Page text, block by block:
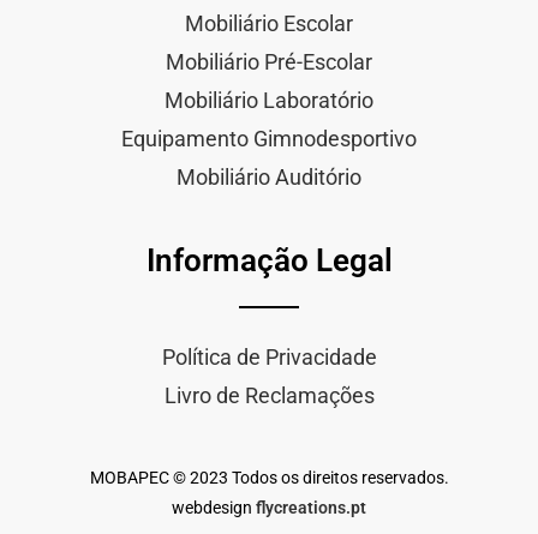
Mobiliário Escolar
Mobiliário Pré-Escolar
Mobiliário Laboratório
Equipamento Gimnodesportivo
Mobiliário Auditório
Informação Legal
Política de Privacidade
Livro de Reclamações
MOBAPEC © 2023 Todos os direitos reservados.
webdesign flycreations.pt